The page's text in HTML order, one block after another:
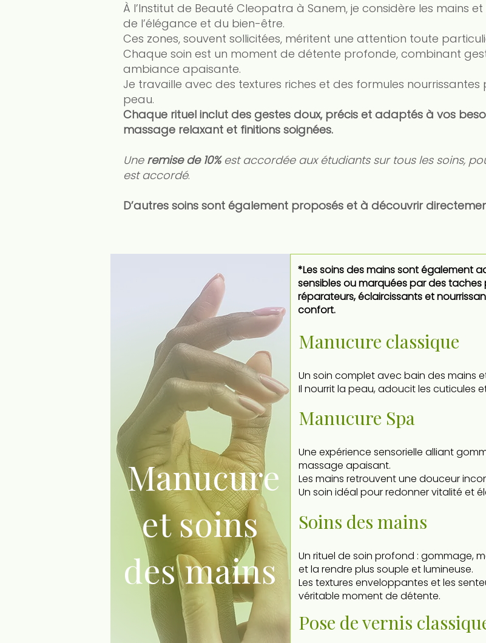
À l’Institut de Beauté Cleopatra à Sanem, je considère les mains
de l’élégance et du bien-être.
Ces zones, souvent sollicitées, méritent une attention toute
Chaque soin est un moment de détente profonde, combinant
ambiance apaisante.
Je travaille avec des textures riches et des formules
peau.
Chaque rituel inclut des gestes doux, précis et adaptés à vos
massage relaxant et finitions soignées.
Une remise de 10% est accordée aux étudiants sur tous les soins,
est accordé.
D’autres soins sont également proposés et à découvrir
Manucure
et soins
des mains
*Les soins des mains sont également
sensibles ou marquées par des taches
réparateurs, éclaircissants et
confort.
Manucure classique
Un soin complet avec bain des mains
Il nourrit la peau, adoucit les cuticules
Manucure Spa
Une expérience sensorielle alliant
massage apaisant.
Les mains retrouvent une douceur
Un soin idéal pour redonner vitalité et
Soins des mains
Un rituel de soin profond : gommage,
et la rendre plus souple et lumineuse.
Les textures enveloppantes et les
véritable moment de détente.
Pose de vernis